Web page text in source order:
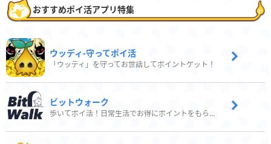
おすすめポイ活アプリ特集
ウッディ‐守ってポイ活
「ウッディ」を守ってお世話してポイントゲット！
ビットウォーク
歩いてポイ活！日常生活でお得にポイントをもらおう